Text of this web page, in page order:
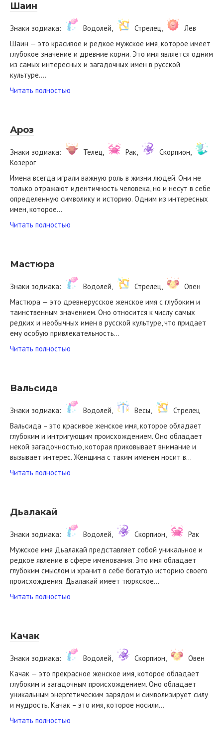
Шаин
Знаки зодиака: Водолей, Стрелец,
Лев
Шаин — это красивое и редкое мужское имя, которое имеет
глубокое значение и древние корни. Это имя является одним
из самых интересных и загадочных имен в русской
культуре….
Читать полностью
Ароз
Знаки зодиака: Телец, Рак,
Скорпион,
Козерог
Имена всегда играли важную роль в жизни людей. Они не
только отражают идентичность человека, но и несут в себе
определенную символику и историю. Одним из интересных
имен, которое…
Читать полностью
Мастюра
Знаки зодиака: Водолей, Стрелец,
Овен
Мастюра — это древнерусское женское имя с глубоким и
таинственным значением. Оно относится к числу самых
редких и необычных имен в русской культуре, что придает
ему особую привлекательность…
Читать полностью
Вальсида
Знаки зодиака: Водолей, Весы,
Стрелец
Вальсида – это красивое женское имя, которое обладает
глубоким и интригующим происхождением. Оно обладает
некой загадочностью, которая приковывает внимание и
вызывает интерес. Женщина с таким именем носит в…
Читать полностью
Дьалакай
Знаки зодиака: Водолей, Скорпион,
Рак
Мужское имя Дьалакай представляет собой уникальное и
редкое явление в сфере именования. Это имя обладает
глубоким смыслом и хранит в себе богатую историю своего
происхождения. Дьалакай имеет тюркское…
Читать полностью
Качак
Знаки зодиака: Водолей, Скорпион,
Овен
Качак — это прекрасное женское имя, которое обладает
глубоким и загадочным происхождением. Оно обладает
уникальным энергетическим зарядом и символизирует силу
и мудрость. Качак – это имя, которое носили…
Читать полностью